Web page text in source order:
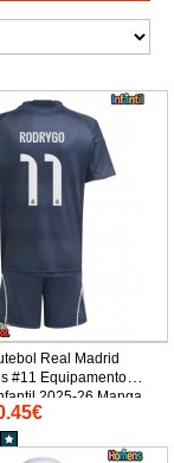
Real Madrid
#11 Equipamento
2025-26 Manga
curtas)